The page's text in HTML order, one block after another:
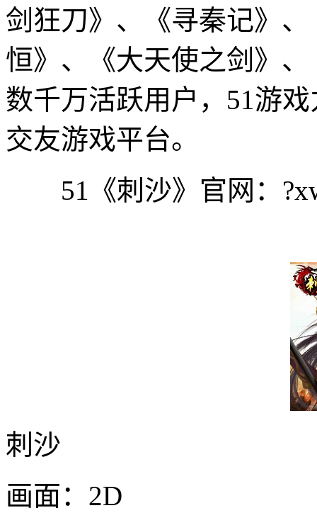
剑狂刀》、《寻秦记》
恒》、《大天使之剑》
数千万活跃用户，51游
交友游戏平台。
51《刺沙》官网：
刺沙
画面：2D